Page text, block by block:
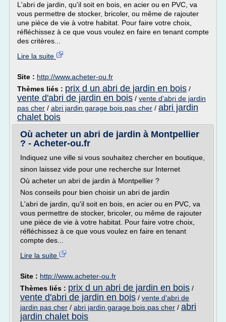
L'abri de jardin, qu'il soit en bois, en acier ou en PVC, va
vous permettre de stocker, bricoler, ou même de rajouter
une pièce de vie à votre habitat. Pour faire votre choix,
réfléchissez à ce que vous voulez en faire en tenant compte
des critères...
Lire la suite
Site : http://www.acheter-ou.fr
Thèmes liés : prix d un abri de jardin en bois /
vente d'abri de jardin en bois / vente d'abri de jardin
pas cher / abri jardin garage bois pas cher / abri jardin
chalet bois
Où acheter un abri de jardin à Montpellier
? - Acheter-ou.fr
Indiquez une ville si vous souhaitez chercher en boutique,
sinon laissez vide pour une recherche sur Internet
Où acheter un abri de jardin à Montpellier ?
Nos conseils pour bien choisir un abri de jardin
L'abri de jardin, qu'il soit en bois, en acier ou en PVC, va
vous permettre de stocker, bricoler, ou même de rajouter
une pièce de vie à votre habitat. Pour faire votre choix,
réfléchissez à ce que vous voulez en faire en tenant
compte des...
Lire la suite
Site : http://www.acheter-ou.fr
Thèmes liés : prix d un abri de jardin en bois /
vente d'abri de jardin en bois / vente d'abri de
jardin pas cher / abri jardin garage bois pas cher / abri
jardin chalet bois